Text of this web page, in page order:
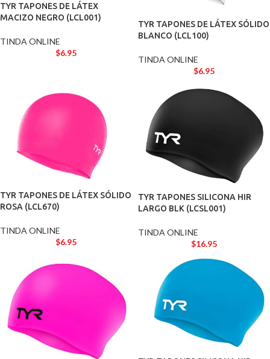
TYR TAPONES DE LÁTEX
MACIZO NEGRO (LCL001)
TINDA ONLINE
$6.95
TYR TAPONES DE LÁTEX SÓLIDO
BLANCO (LCL100)
TINDA ONLINE
$6.95
TYR TAPONES DE LÁTEX SÓLIDO
ROSA (LCL670)
TINDA ONLINE
$6.95
TYR TAPONES SILICONA HIR
LARGO BLK (LCSL001)
TINDA ONLINE
$16.95